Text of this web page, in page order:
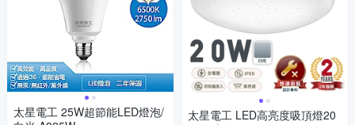
太星電工 25W超節能LED燈泡/
太星電工 LED高亮度吸頂燈20